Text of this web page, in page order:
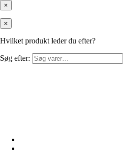
×
×
Hvilket produkt leder du efter?
Søg efter: